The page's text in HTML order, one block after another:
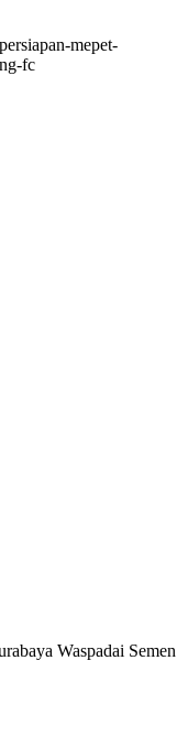
mepet-
fc
Waspadai Semen